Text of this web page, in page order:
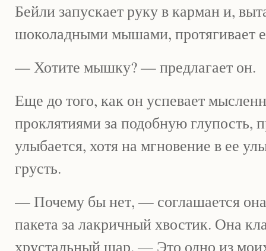
Бейли запускает руку в карман и,
шоколадными мышами, протягивает
— Хотите мышку? — предлагает он.
Еще до того, как он успевает
проклятиями за подобную глупость,
улыбается, хотя на мгновение в ее
грусть.
— Почему бы нет, — соглашается
пакета за лакричный хвостик. Она
хрустальный шар. — Это одно из